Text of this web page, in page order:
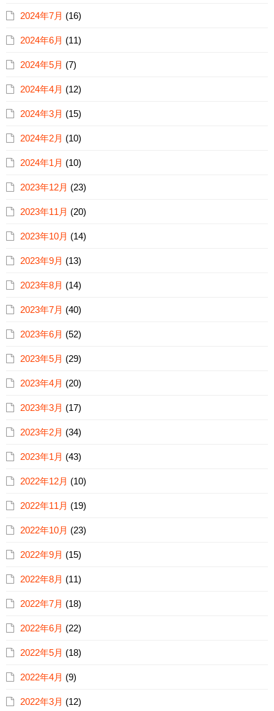
2024年7月 (16)
2024年6月 (11)
2024年5月 (7)
2024年4月 (12)
2024年3月 (15)
2024年2月 (10)
2024年1月 (10)
2023年12月 (23)
2023年11月 (20)
2023年10月 (14)
2023年9月 (13)
2023年8月 (14)
2023年7月 (40)
2023年6月 (52)
2023年5月 (29)
2023年4月 (20)
2023年3月 (17)
2023年2月 (34)
2023年1月 (43)
2022年12月 (10)
2022年11月 (19)
2022年10月 (23)
2022年9月 (15)
2022年8月 (11)
2022年7月 (18)
2022年6月 (22)
2022年5月 (18)
2022年4月 (9)
2022年3月 (12)